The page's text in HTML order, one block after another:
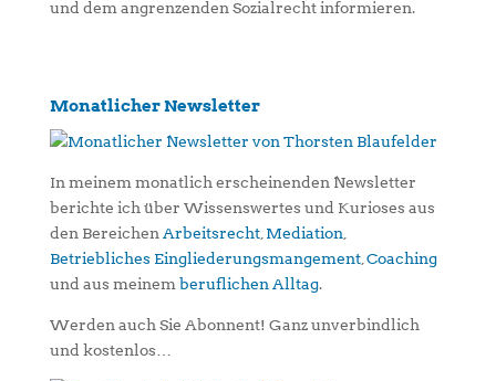
und dem angrenzenden Sozialrecht informieren.
Monatlicher Newsletter
In meinem monatlich erscheinenden Newsletter
berichte ich über Wissenswertes und Kurioses aus
den Bereichen Arbeitsrecht, Mediation
Betriebliches Eingliederungsmangement, Coaching
und aus meinem beruflichen Alltag.
Werden auch Sie Abonnent! Ganz unverbindlich
und kostenlos…